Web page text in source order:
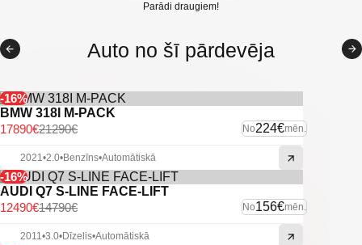
Start/stop sistēma.
Multistūre.
BMW multimedia/navigācija ar bluetooth savienojamību.
Automātiskās tuvās gaismas.
Xenon lukturi ar mazgātājiem.
Miglas lukturi.
U.C. ekstras.
Parādi draugiem!
Auto no šī pārdevēja
-16%
BMW 318I M-PACK
No224€mēn.
21290€
17890€
2021•2.0•Benzīns•Automātiskā
-16%
AUDI Q7 S-LINE FACE-LIFT
No156€mēn.
14790€
12490€
2011•3.0•Dīzelis•Automātiskā